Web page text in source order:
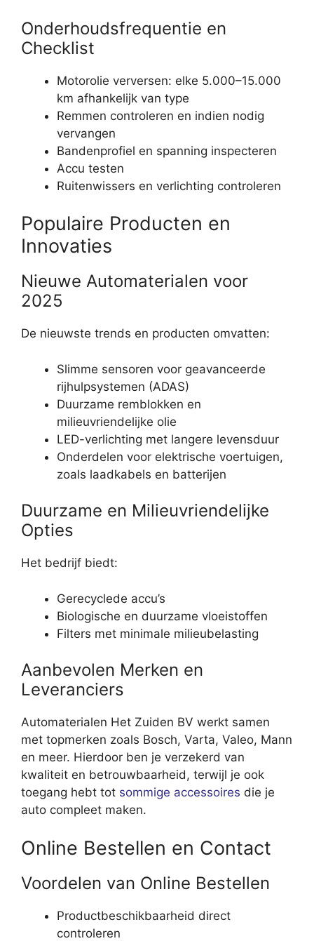
Onderhoudsfrequentie en
Checklist
Motorolie verversen: elke 5.000–15.000
km afhankelijk van type
Remmen controleren en indien nodig
vervangen
Bandenprofiel en spanning inspecteren
Accu testen
Ruitenwissers en verlichting controleren
Populaire Producten en
Innovaties
Nieuwe Automaterialen voor
2025
De nieuwste trends en producten omvatten:
Slimme sensoren voor geavanceerde
rijhulpsystemen (ADAS)
Duurzame remblokken en
milieuvriendelijke olie
LED-verlichting met langere levensduur
Onderdelen voor elektrische voertuigen,
zoals laadkabels en batterijen
Duurzame en Milieuvriendelijke
Opties
Het bedrijf biedt:
Gerecyclede accu’s
Biologische en duurzame vloeistoffen
Filters met minimale milieubelasting
Aanbevolen Merken en
Leveranciers
Automaterialen Het Zuiden BV werkt samen
met topmerken zoals Bosch, Varta, Valeo, Mann
en meer. Hierdoor ben je verzekerd van
kwaliteit en betrouwbaarheid, terwijl je ook
toegang hebt tot sommige accessoires die je
auto compleet maken.
Online Bestellen en Contact
Voordelen van Online Bestellen
Productbeschikbaarheid direct
controleren